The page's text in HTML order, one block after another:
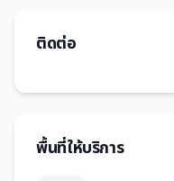
ติดต่อ
พื้นที่ให้บริการ